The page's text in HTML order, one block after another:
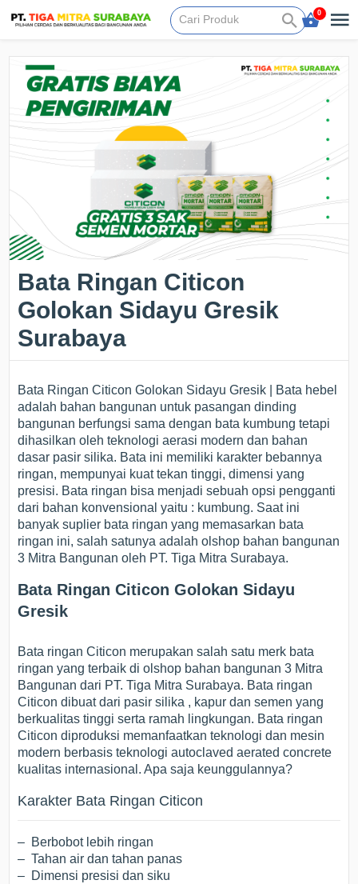
0
Bata Ringan Citicon
Golokan Sidayu Gresik
Surabaya
Bata Ringan Citicon Golokan Sidayu Gresik | Bata hebel
adalah bahan bangunan untuk pasangan dinding
bangunan berfungsi sama dengan bata kumbung tetapi
dihasilkan oleh teknologi aerasi modern dan bahan
dasar pasir silika. Bata ini memiliki karakter bebannya
ringan, mempunyai kuat tekan tinggi, dimensi yang
presisi. Bata ringan bisa menjadi sebuah opsi pengganti
dari bahan konvensional yaitu : kumbung. Saat ini
banyak suplier bata ringan yang memasarkan bata
ringan ini, salah satunya adalah olshop bahan bangunan
3 Mitra Bangunan oleh PT. Tiga Mitra Surabaya.
Bata Ringan Citicon Golokan Sidayu
Gresik
Bata ringan Citicon merupakan salah satu merk bata
ringan yang terbaik di olshop bahan bangunan 3 Mitra
Bangunan dari PT. Tiga Mitra Surabaya. Bata ringan
Citicon dibuat dari pasir silika , kapur dan semen yang
berkualitas tinggi serta ramah lingkungan. Bata ringan
Citicon diproduksi memanfaatkan teknologi dan mesin
modern berbasis teknologi autoclaved aerated concrete
kualitas internasional. Apa saja keunggulannya?
Karakter Bata Ringan Citicon
– Berbobot lebih ringan
– Tahan air dan tahan panas
– Dimensi presisi dan siku